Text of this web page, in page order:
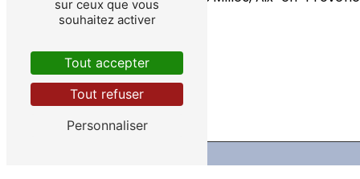
sur ceux que vous
souhaitez activer
Tout accepter
Tout refuser
Personnaliser